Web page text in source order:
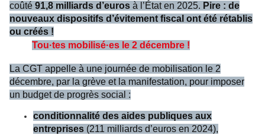
coûté 91,8 milliards d’euros à l’État en 2025. Pire : de
nouveaux dispositifs d’évitement fiscal ont été rétablis
ou créés !
Tou·tes mobilisé·es le 2 décembre !
La CGT appelle à une journée de mobilisation le 2
décembre, par la grève et la manifestation, pour imposer
un budget de progrès social :
conditionnalité des aides publiques aux
entreprises (211 milliards d’euros en 2024),